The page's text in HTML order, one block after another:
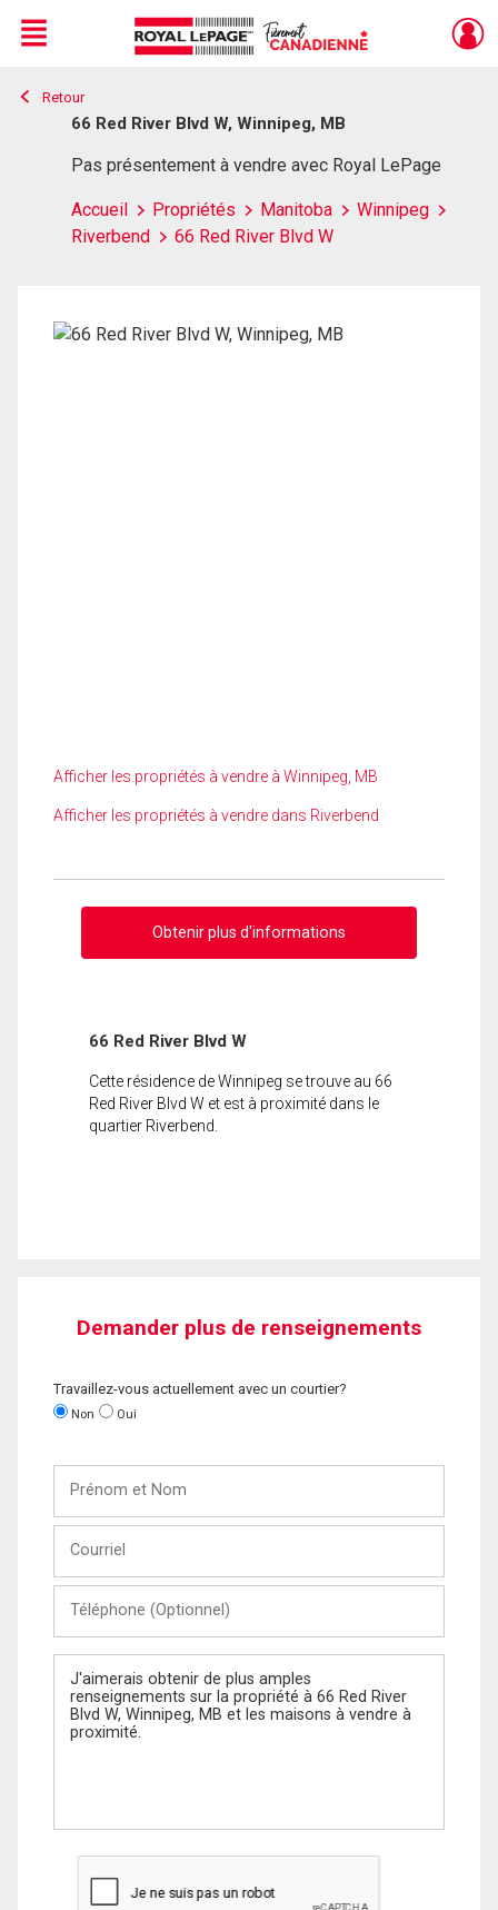
Live
En Direct
Menu
Retour
66 Red River Blvd W, Winnipeg, MB
Pas présentement à vendre avec Royal LePage
Accueil Propriétés Manitoba
Winnipeg
Riverbend
66 Red River Blvd W
Afficher les propriétés à vendre à Winnipeg, MB
Afficher les propriétés à vendre dans Riverbend
Obtenir plus d'informations
66 Red River Blvd W
Cette résidence de Winnipeg se trouve au 66
Red River Blvd W et est à proximité dans le
quartier Riverbend.
Demander plus de renseignements
Travaillez-vous actuellement avec un courtier?
Non Oui
Nom
(Optionnel)
Message